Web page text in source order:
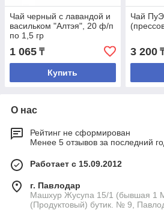
Чай черный с лавандой и
васильком "Алтэя", 20 ф/п
по 1,5 гр
1 065 ₸
Купить
Чай
3 200
О нас
Рейтинг не сформирован
Менее 5 отзывов за последний
Работает с 15.09.2012
г. Павлодар
Машхур Жусупа 15/1 (бывшая 1
(Продуктовый) бутик. № 9,